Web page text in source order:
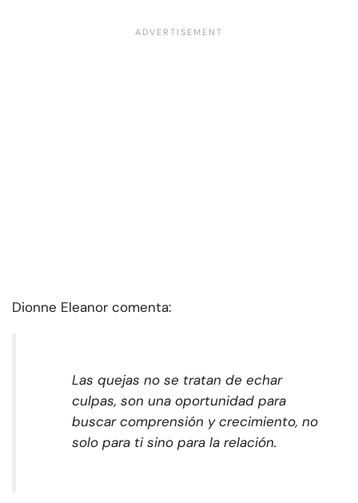
Dionne Eleanor comenta:
Las quejas no se tratan de echar
culpas, son una oportunidad para
buscar comprensión y crecimiento, no
solo para ti sino para la relación.